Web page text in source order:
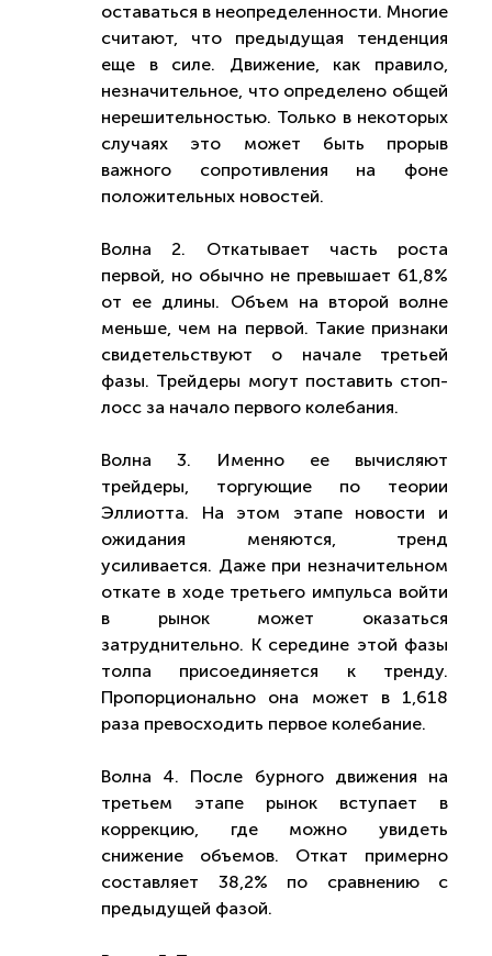
оставаться в неопределенности. Многие
считают, что предыдущая тенденция
еще в силе. Движение, как правило,
незначительное, что определено общей
нерешительностью. Только в некоторых
случаях это может быть прорыв
важного сопротивления на фоне
положительных новостей.
Волна 2. Откатывает часть роста
первой, но обычно не превышает 61,8%
от ее длины. Объем на второй волне
меньше, чем на первой. Такие признаки
свидетельствуют о начале третьей
фазы. Трейдеры могут поставить стоп-
лосс за начало первого колебания.
Волна 3. Именно ее вычисляют
трейдеры, торгующие по теории
Эллиотта. На этом этапе новости и
ожидания меняются, тренд
усиливается. Даже при незначительном
откате в ходе третьего импульса войти
в рынок может оказаться
затруднительно. К середине этой фазы
толпа присоединяется к тренду.
Пропорционально она может в 1,618
раза превосходить первое колебание.
Волна 4. После бурного движения на
третьем этапе рынок вступает в
коррекцию, где можно увидеть
снижение объемов. Откат примерно
составляет 38,2% по сравнению с
предыдущей фазой.